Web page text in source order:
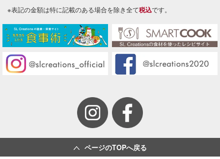
※表記の金額は特に記載のある場合を除き全て税込です。
ページのTOPへ戻る